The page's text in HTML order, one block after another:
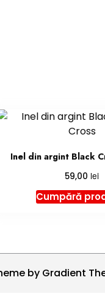
Inel din argint Black
59,00 lei
Cumpără
by Gradient